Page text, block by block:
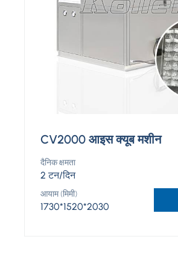
CV2000 आइस क्यूब मशीन
दैनिक क्षमता
2 टन/दिन
आयाम (मिमी)
1730*1520*2030